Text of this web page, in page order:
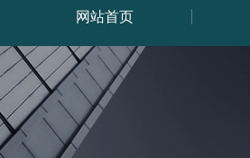
网站首页